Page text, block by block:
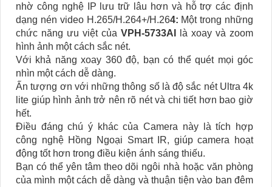
nhờ công nghệ IP lưu trữ lâu hơn và hỗ trợ các định
dạng nén video H.265/H.264+/H.264: Một trong những
chức năng ưu việt của VPH-5733AI
là xoay và zoom
hình ảnh một cách sắc nét.
Với khả năng xoay 360 độ, bạn có thể quét mọi góc
nhìn một cách dễ dàng.
Ấn tượng ơn với những thông số là độ sắc nét Ultra 4k
lite giúp hình ảnh trở nên rõ nét và chi tiết hơn bao giờ
hết.
Điều đáng chú ý khác của Camera này là tích hợp
công nghệ Hồng Ngoại Smart IR, giúp camera hoạt
động tốt hơn trong điều kiện ánh sáng thiếu.
Bạn có thể yên tâm theo dõi ngôi nhà hoặc văn phòng
của mình một cách dễ dàng và thuận tiện vào ban đêm